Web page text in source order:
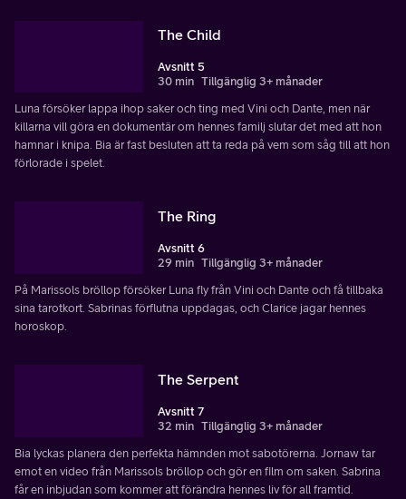
The Child
Avsnitt 5
30 min Tillgänglig 3+ månader
Luna försöker lappa ihop saker och ting med Vini och Dante, men när
killarna vill göra en dokumentär om hennes familj slutar det med att hon
hamnar i knipa. Bia är fast besluten att ta reda på vem som såg till att hon
förlorade i spelet.
The Ring
Avsnitt 6
29 min Tillgänglig 3+ månader
På Marissols bröllop försöker Luna fly från Vini och Dante och få tillbaka
sina tarotkort. Sabrinas förflutna uppdagas, och Clarice jagar hennes
horoskop.
The Serpent
Avsnitt 7
32 min Tillgänglig 3+ månader
Bia lyckas planera den perfekta hämnden mot sabotörerna. Jornaw tar
emot en video från Marissols bröllop och gör en film om saken. Sabrina
får en inbjudan som kommer att förändra hennes liv för all framtid.